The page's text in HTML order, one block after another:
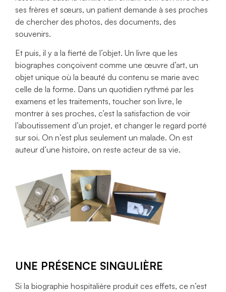
ses frères et sœurs, un patient demande à ses proches
de chercher des photos, des documents, des
souvenirs.
Et puis, il y a la fierté de l’objet. Un livre que les
biographes conçoivent comme une œuvre d’art, un
objet unique où la beauté du contenu se marie avec
celle de la forme. Dans un quotidien rythmé par les
examens et les traitements, toucher son livre, le
montrer à ses proches, c’est la satisfaction de voir
l’aboutissement d’un projet, et changer le regard porté
sur soi. On n’est plus seulement un malade. On est
auteur d’une histoire, on reste acteur de sa vie.
UNE PRÉSENCE SINGULIÈRE
Si la biographie hospitalière produit ces effets, ce n’est